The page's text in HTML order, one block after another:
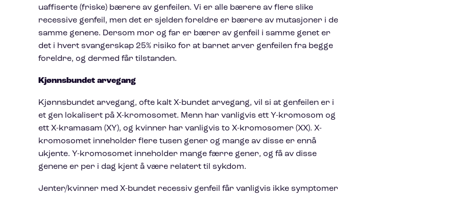
uaffiserte (friske) bærere av genfeilen. Vi er alle bærere av flere slike
recessive genfeil, men det er sjelden foreldre er bærere av mutasjoner i de
samme genene. Dersom mor og far er bærer av genfeil i samme genet er
det i hvert svangerskap 25% risiko for at barnet arver genfeilen fra begge
foreldre, og dermed får tilstanden.
Kjønnsbundet arvegang
Kjønnsbundet arvegang, ofte kalt X-bundet arvegang, vil si at genfeilen er i
et gen lokalisert på X-kromosomet. Menn har vanligvis ett Y-kromosom og
ett X-kramasam (XY), og kvinner har vanligvis to X-kromosomer (XX). X-
kromosomet inneholder flere tusen gener og mange av disse er ennå
ukjente. Y-kromosomet inneholder mange færre gener, og få av disse
genene er per i dag kjent å være relatert til sykdom.
Jenter/kvinner med X-bundet recessiv genfeil får vanligvis ikke symptomer